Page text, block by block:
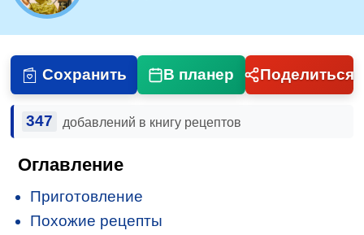
Сохранить В планер Поделиться
347 добавлений в книгу рецептов
Оглавление
Приготовление
Похожие рецепты